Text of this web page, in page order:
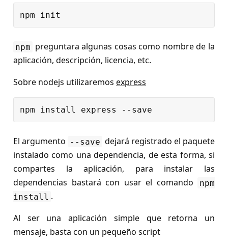
npm preguntara algunas cosas como nombre de la
aplicación, descripción, licencia, etc.
Sobre nodejs utilizaremos express
El argumento --save dejará registrado el paquete
instalado como una dependencia, de esta forma, si
compartes la aplicación, para instalar las
dependencias bastará con usar el comando
npm
install .
Al ser una aplicación simple que retorna un
mensaje, basta con un pequeño script